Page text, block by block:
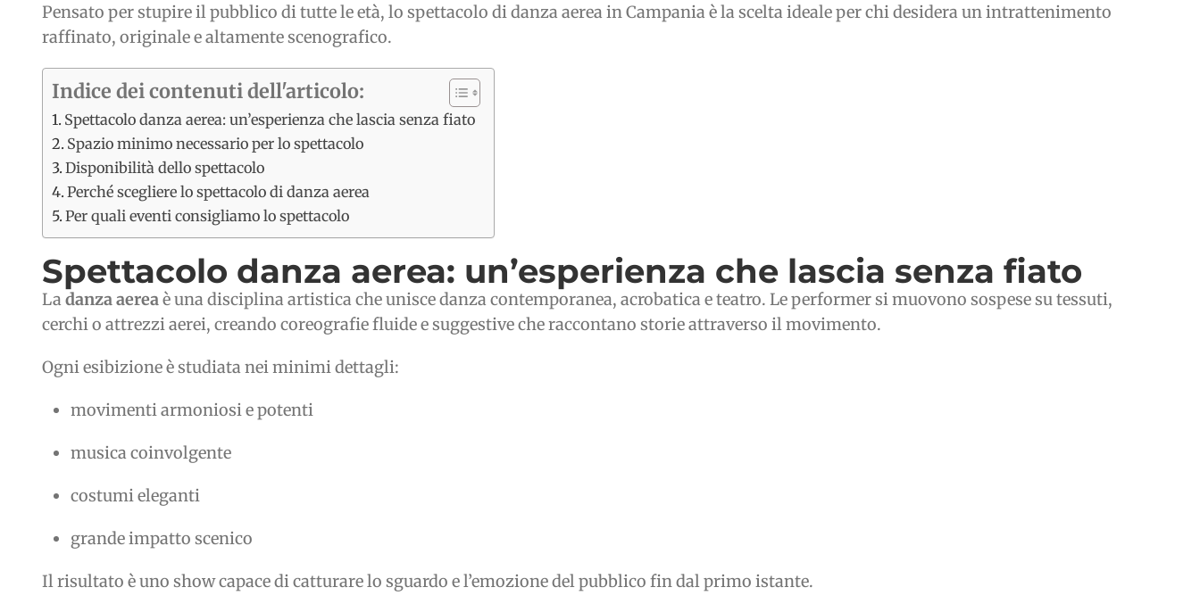
Pensato per stupire il pubblico di tutte le età, lo spettacolo di danza aerea in Campania è la scelta ideale per chi desidera un intrattenimento
raffinato, originale e altamente scenografico.
Indice dei contenuti dell'articolo:
Spettacolo danza aerea: un’esperienza che lascia senza fiato
Spazio minimo necessario per lo spettacolo
Disponibilità dello spettacolo
Perché scegliere lo spettacolo di danza aerea
Per quali eventi consigliamo lo spettacolo
Spettacolo danza aerea: un’esperienza che lascia senza fiato
Ladanza aereaè una disciplina artistica che unisce danza contemporanea, acrobatica e teatro. Le performer si muovono sospese su tessuti,
cerchi o attrezzi aerei, creando coreografie fluide e suggestive che raccontano storie attraverso il movimento.
Ogni esibizione è studiata nei minimi dettagli:
movimenti armoniosi e potenti
musica coinvolgente
costumi eleganti
grande impatto scenico
Il risultato è uno show capace di catturare lo sguardo e l’emozione del pubblico fin dal primo istante.